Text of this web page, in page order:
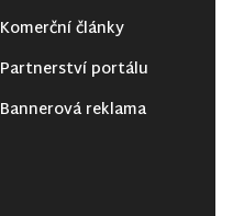
Komerční články
Partnerství portálu
Bannerová reklama